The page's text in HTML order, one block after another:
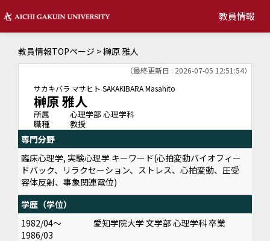
教員情報
教員情報TOPページ > 榊原 雅人
（最終更新日 : 2026-07-05 12:51:54）
サカキバラ マサヒト SAKAKIBARA Masahito
榊原 雅人
所属
心理学部 心理学科
職種
教授
専門分野
臨床心理学, 実験心理学 キーワード(心拍変動バイオフィー
ドバック、リラクセーション、ストレス、心拍変動、圧受
容体反射、事象関連電位)
学歴（学位）
1982/04～
1986/03
愛知学院大学 文学部 心理学科 卒業